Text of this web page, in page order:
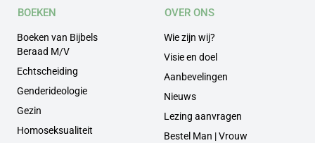
BOEKEN
Boeken van Bijbels
Beraad M/V
Echtscheiding
Genderideologie
Gezin
Homoseksualiteit
OVER ONS
Wie zijn wij?
Visie en doel
Aanbevelingen
Nieuws
Lezing aanvragen
Bestel Man | Vrouw